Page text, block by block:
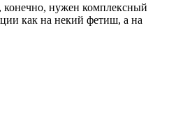
конечно, нужен комплексный
как на некий фетиш, а на